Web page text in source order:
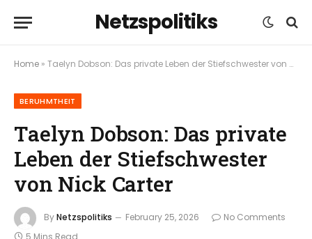
Netzspolitiks
Home » Taelyn Dobson: Das private Leben der Stiefschwester von Nick Carter
BERUHMTHEIT
Taelyn Dobson: Das private
Leben der Stiefschwester
von Nick Carter
ByNetzspolitiks February 25, 2026
No Comments
5 Mins Read